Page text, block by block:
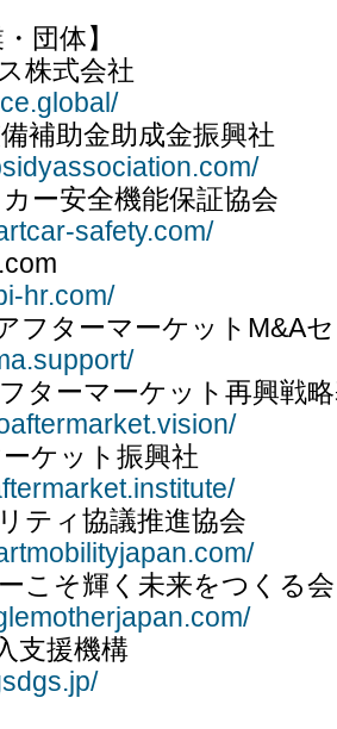
団体】
株式会社
補助金助成金振興社
ー安全機能保証協会
safety.com/
hr.com/
フターマーケットM&A
ターマーケット再興戦
ケット振興社
ティ協議推進協会
こそ輝く未来をつくる会
支援機構